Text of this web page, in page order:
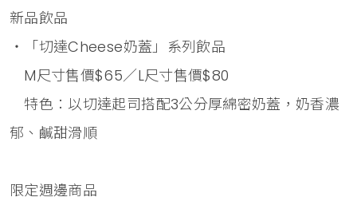
新品飲品
・「切達Cheese奶蓋」系列飲品
M尺寸售價$65／L尺寸售價$80
特色：以切達起司搭配3公分厚綿密奶蓋，奶香濃
郁、鹹甜滑順
限定週邊商品